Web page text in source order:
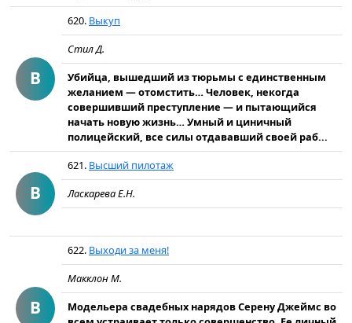
В
620. Выкуп
Стил Д.
Убийца, вышедший из тюрьмы с единственным
желанием — отомстить… Человек, некогда
совершивший преступление — и пытающийся
начать новую жизнь… Умный и циничный
полицейский, все силы отдававший своей раб...
В
621. Высший пилотаж
Ласкарева Е.Н.
В
622. Выходи за меня!
Макклон М.
Модельера свадебных нарядов Серену Джеймс во